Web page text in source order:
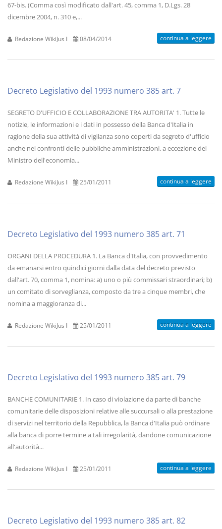
67-bis. (Comma così modificato dall'art. 45, comma 1, D.Lgs. 28
dicembre 2004, n. 310 e,...
Redazione WikiJus I 08/04/2014 continua a leggere
Decreto Legislativo del 1993 numero 385 art. 7
SEGRETO D'UFFICIO E COLLABORAZIONE TRA AUTORITA' 1. Tutte le
notizie, le informazioni e i dati in possesso della Banca d'Italia in
ragione della sua attività di vigilanza sono coperti da segreto d'ufficio
anche nei confronti delle pubbliche amministrazioni, a eccezione del
Ministro dell'economia...
Redazione WikiJus I 25/01/2011 continua a leggere
Decreto Legislativo del 1993 numero 385 art. 71
ORGANI DELLA PROCEDURA 1. La Banca d'Italia, con provvedimento
da emanarsi entro quindici giorni dalla data del decreto previsto
dall'art. 70, comma 1, nomina: a) uno o più commissari straordinari; b)
un comitato di sorveglianza, composto da tre a cinque membri, che
nomina a maggioranza di...
Redazione WikiJus I 25/01/2011 continua a leggere
Decreto Legislativo del 1993 numero 385 art. 79
BANCHE COMUNITARIE 1. In caso di violazione da parte di banche
comunitarie delle disposizioni relative alle succursali o alla prestazione
di servizi nel territorio della Repubblica, la Banca d'Italia può ordinare
alla banca di porre termine a tali irregolarità, dandone comunicazione
all'autorità...
Redazione WikiJus I 25/01/2011 continua a leggere
Decreto Legislativo del 1993 numero 385 art. 82